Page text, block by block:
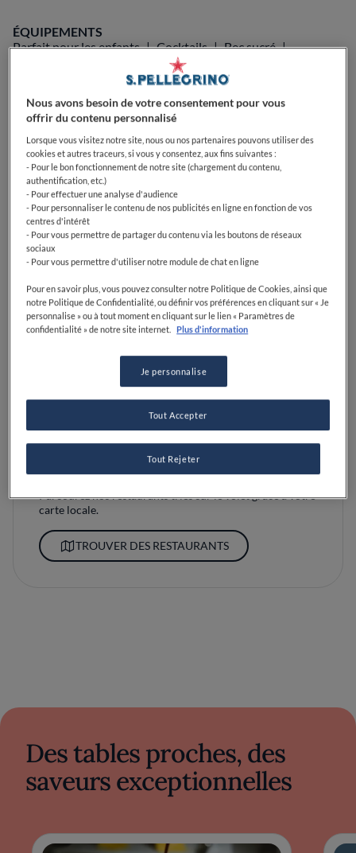
ÉQUIPEMENTS
Parfait pour les enfants
Cocktails
Bec sucré
Parfait pour le petit déjeuner
Parfait pour le déjeuner
Parfait pour le dîner
Terrasse
Parfait pour familles avec enfants
Parfait pour les groupes
Découvrez la carte
Parcourez nos restaurants triés sur le volet grâce à votre
carte locale.
TROUVER DES RESTAURANTS
Des tables proches, des
saveurs exceptionnelles
Nous avons besoin de votre consentement pour vous
offrir du contenu personnalisé
Lorsque vous visitez notre site, nous ou nos partenaires pouvons utiliser des
cookies et autres traceurs, si vous y consentez, aux fins suivantes :
- Pour le bon fonctionnement de notre site (chargement du contenu,
authentification, etc.)
- Pour effectuer une analyse d'audience
- Pour personnaliser le contenu de nos publicités en ligne en fonction de vos
centres d'intérêt
- Pour vous permettre de partager du contenu via les boutons de réseaux
sociaux
- Pour vous permettre d'utiliser notre module de chat en ligne
Pour en savoir plus, vous pouvez consulter notre Politique de Cookies, ainsi que
notre Politique de Confidentialité, ou définir vos préférences en cliquant sur « Je
personnalise » ou à tout moment en cliquant sur le lien « Paramètres de
confidentialité » de notre site internet.
Plus d'information
Je personnalise
Tout Rejeter
Tout Accepter